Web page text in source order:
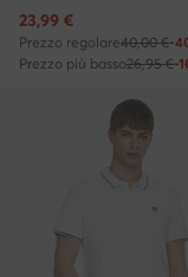
Prezzo attuale
23,99 €
Prezzo regolare40,00 €-
Prezzo più basso26,95 €-